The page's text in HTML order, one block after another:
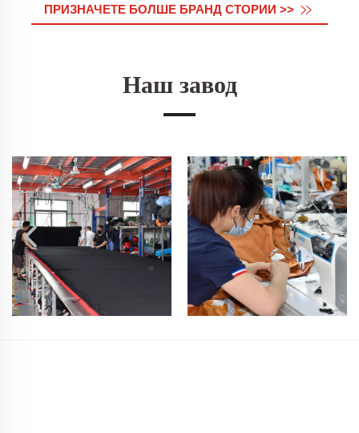
ПРИЗНАЧЕТЕ БОЛШЕ БРАНД СТОРИИ >>
Наш завод